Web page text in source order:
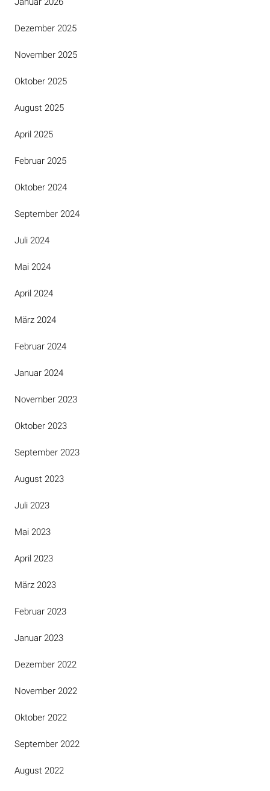
Dezember 2025
November 2025
Oktober 2025
August 2025
April 2025
Februar 2025
Oktober 2024
September 2024
Juli 2024
Mai 2024
April 2024
März 2024
Februar 2024
Januar 2024
November 2023
Oktober 2023
September 2023
August 2023
Juli 2023
Mai 2023
April 2023
März 2023
Februar 2023
Januar 2023
Dezember 2022
November 2022
Oktober 2022
September 2022
August 2022